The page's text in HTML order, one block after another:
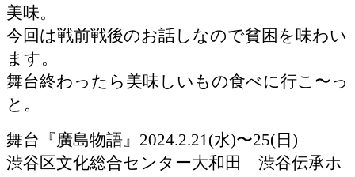
美味。
今回は戦前戦後のお話しなので貧困を味わい
ます。
舞台終わったら美味しいもの食べに行こ〜っ
と。
舞台『廣島物語』2024.2.21(水)〜25(日)
渋谷区文化総合センター大和田 渋谷伝承ホ